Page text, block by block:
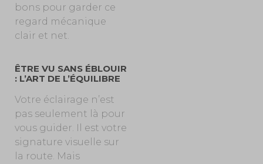
bons pour garder ce
regard mécanique
clair et net.
ÊTRE VU SANS ÉBLOUIR
: L’ART DE L’ÉQUILIBRE
Votre éclairage n’est
pas seulement là pour
vous guider. Il est votre
signature visuelle sur
la route. Mais